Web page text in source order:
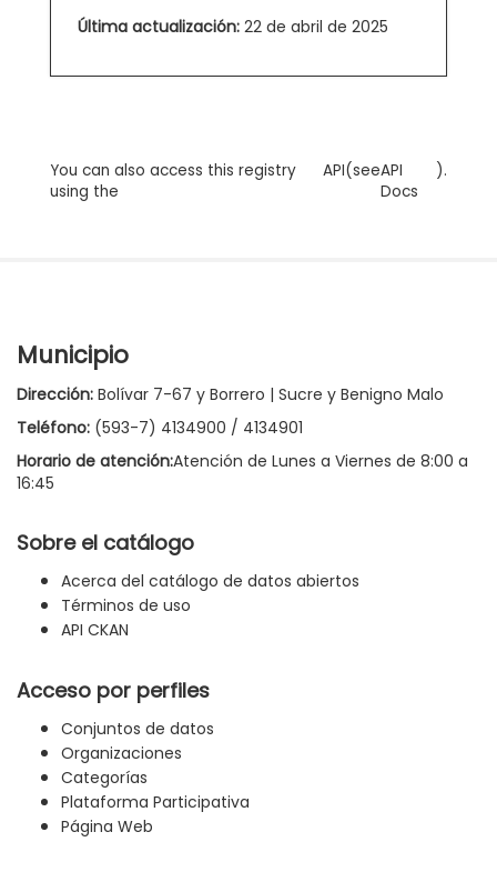
Última actualización: 22 de abril de 2025
You can also access this registry
using the
API(seeAPI
Docs
).
Municipio
Dirección: Bolívar 7-67 y Borrero | Sucre y Benigno Malo
Teléfono: (593-7) 4134900 / 4134901
Horario de atención:Atención de Lunes a Viernes de 8:00 a
16:45
Sobre el catálogo
Acerca del catálogo de datos abiertos
Términos de uso
API CKAN
Acceso por perfiles
Conjuntos de datos
Organizaciones
Categorías
Plataforma Participativa
Página Web